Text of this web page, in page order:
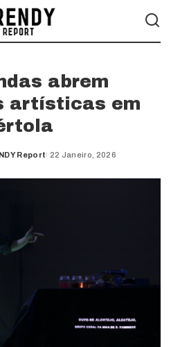
abrem
artísticas em
Report 22 Janeiro, 2026